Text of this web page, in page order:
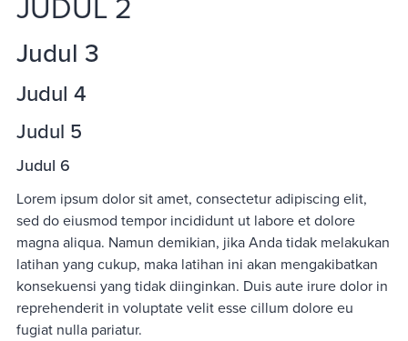
Judul 3
Judul 4
Judul 5
Judul 6
Lorem ipsum dolor sit amet, consectetur adipiscing elit,
sed do eiusmod tempor incididunt ut labore et dolore
magna aliqua. Namun demikian, jika Anda tidak melakukan
latihan yang cukup, maka latihan ini akan mengakibatkan
konsekuensi yang tidak diinginkan. Duis aute irure dolor in
reprehenderit in voluptate velit esse cillum dolore eu
fugiat nulla pariatur.